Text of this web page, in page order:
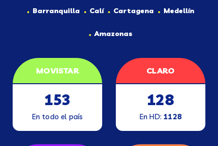
Barranquilla Calí Cartagena Medellín
Amazonas
MOVISTAR
153
En todo el país
CLARO
128
En HD:1128